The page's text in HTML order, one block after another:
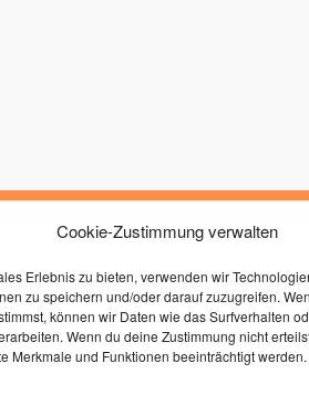
Cookie-Zustimmung verwalten
Erlebnis zu bieten, verwenden wir
zu speichern und/oder darauf zuzugreifen.
können wir Daten wie das Surfverhalten
Wenn du deine Zustimmung nicht
Merkmale und Funktionen beeinträchtigt werden.
»Datenschutz
»Cockie
Hand-in-
Glauberger Str. 9